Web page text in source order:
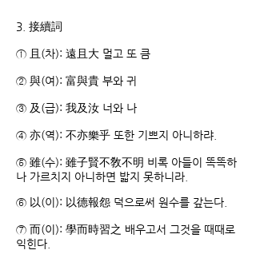
3. 接續詞
① 且(차): 遠且大 멀고 또 큼
② 與(여): 富與貴 부와 귀
③ 及(급): 我及汝 너와 나
④ 亦(역): 不亦樂乎 또한 기쁘지 아니하랴.
⑤ 雖(수): 雖子賢不敎不明 비록 아들이 똑똑하
나 가르치지 아니하면 밟지 못하니라.
⑥ 以(이): 以德報怨 덕으로써 원수를 갚는다.
⑦ 而(이): 學而時習之 배우고서 그것을 때때로
익힌다.